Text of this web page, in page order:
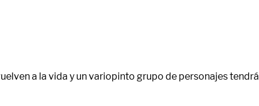
a la vida y un variopinto grupo de personajes tendrá